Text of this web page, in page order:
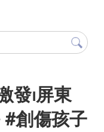
發⏐屏東
#創傷孩子